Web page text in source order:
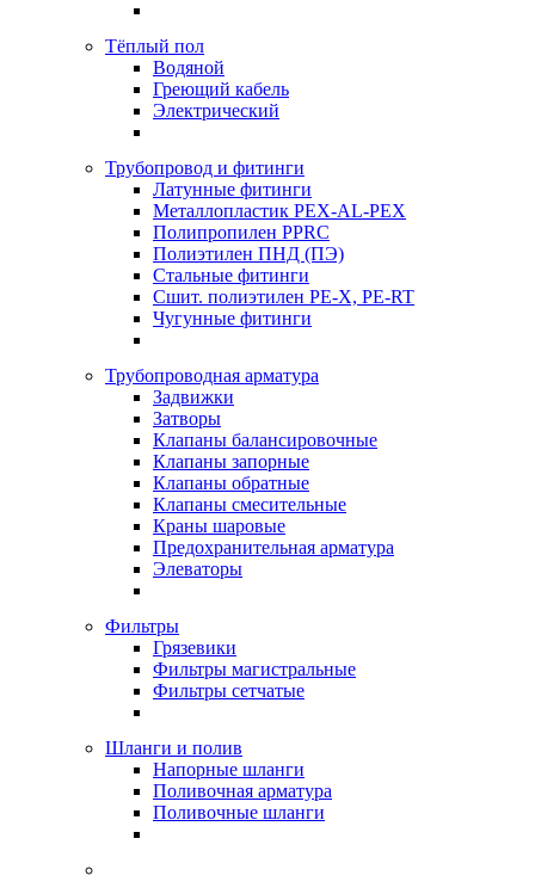
Тёплый пол
Водяной
Греющий кабель
Электрический
Трубопровод и фитинги
Латунные фитинги
Металлопластик PEX-AL-PEX
Полипропилен PPRC
Полиэтилен ПНД (ПЭ)
Стальные фитинги
Сшит. полиэтилен PE-X, PE-RT
Чугунные фитинги
Трубопроводная арматура
Задвижки
Затворы
Клапаны балансировочные
Клапаны запорные
Клапаны обратные
Клапаны смесительные
Краны шаровые
Предохранительная арматура
Элеваторы
Фильтры
Грязевики
Фильтры магистральные
Фильтры сетчатые
Шланги и полив
Напорные шланги
Поливочная арматура
Поливочные шланги